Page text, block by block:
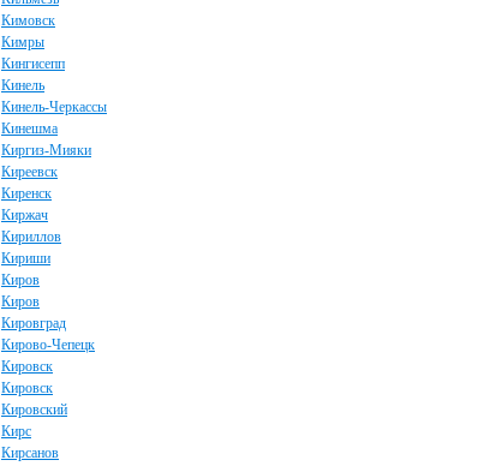
Кимовск
Кимры
Кингисепп
Кинель
Кинель-Черкассы
Кинешма
Киргиз-Мияки
Киреевск
Киренск
Киржач
Кириллов
Кириши
Киров
Киров
Кировград
Кирово-Чепецк
Кировск
Кировск
Кировский
Кирс
Кирсанов